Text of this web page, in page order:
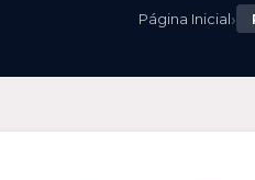
Página Inicial›